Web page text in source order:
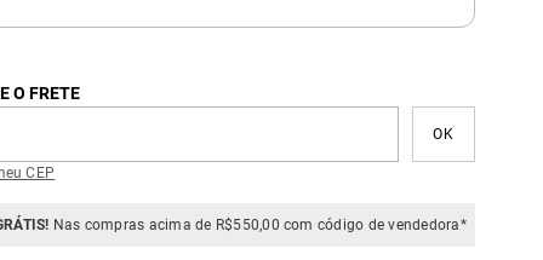
O FRETE
CEP
Nas compras acima de R$550,00 com código de vendedora*